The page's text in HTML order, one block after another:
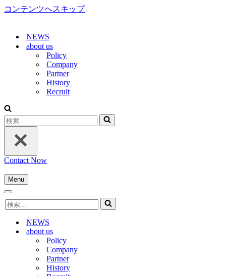
コンテンツへスキップ
NEWS
about us
Policy
Company
Partner
History
Recruit
検
索...
Contact Now
Menu
ナ
ゲ
シ
ョ
ナ
ビ
検
索...
NEWS
about us
Policy
Company
Partner
History